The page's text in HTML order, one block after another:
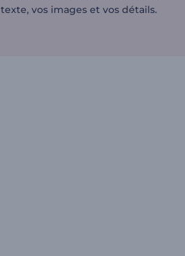
texte, vos images et vos détails.